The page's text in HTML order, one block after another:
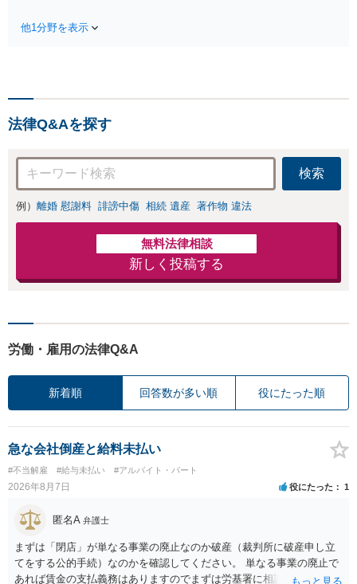
他1分野を表示
法律Q&Aを探す
検索
例） 離婚 慰謝料 誹謗中傷 相続 遺産 著作物 違法
無料法律相談
新しく投稿する
労働・雇用の法律Q&A
新着順 回答数が多い順 役にたった順
急な会社倒産と給料未払い
#不当解雇 #給与未払い #アルバイト・パート
2026年8月7日 役にたった 1
匿名A 弁護士
まずは「閉店」が単なる事業の廃止なのか破産（裁判所に破産申し立
てをする公的手続）なのかを確認してください。 単なる事業の廃止で
あれば賃金の支払義務はありますのでまずは労基署に相談してくださ